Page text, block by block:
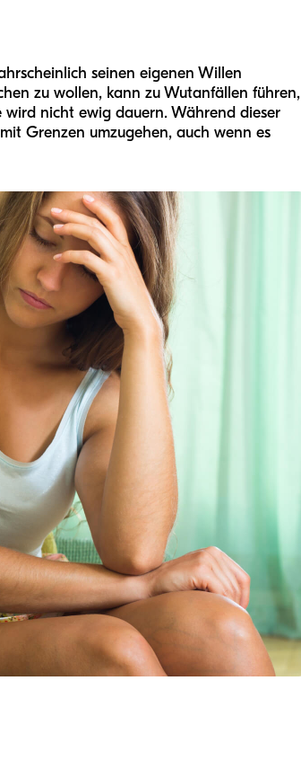
seinen eigenen Willen
zu wollen, kann zu Wutanfällen führen,
wird nicht ewig dauern. Während dieser
Grenzen umzugehen, auch wenn es